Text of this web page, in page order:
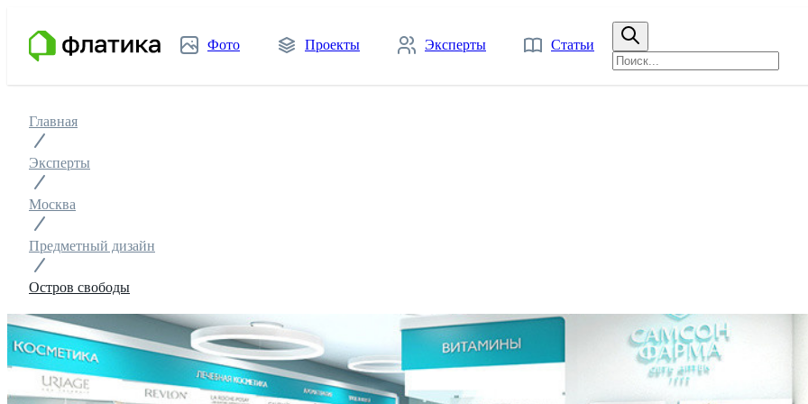
Фото Проекты Эксперты Статьи
Главная
Эксперты
Москва
Предметный дизайн
Остров свободы